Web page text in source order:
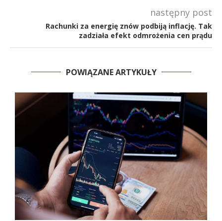
następny post
Rachunki za energię znów podbiją inflację. Tak
zadziała efekt odmrożenia cen prądu
POWIĄZANE ARTYKUŁY